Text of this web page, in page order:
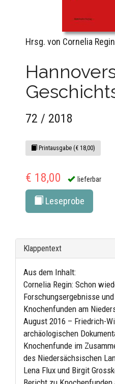
Hrsg. von Cornelia Regin
72 / 2018
Printausgabe (€ 18,00)
€ 18,00 lieferbar
Leseprobe
Klappentext
Aus dem Inhalt:
Cornelia Regin: Schon
Forschungsergebnisse
Knochenfunden am
August 2016 – Friedrich-
archäologischen
Knochenfunde im
des Niedersächsischen
Lena Flux und Birgit